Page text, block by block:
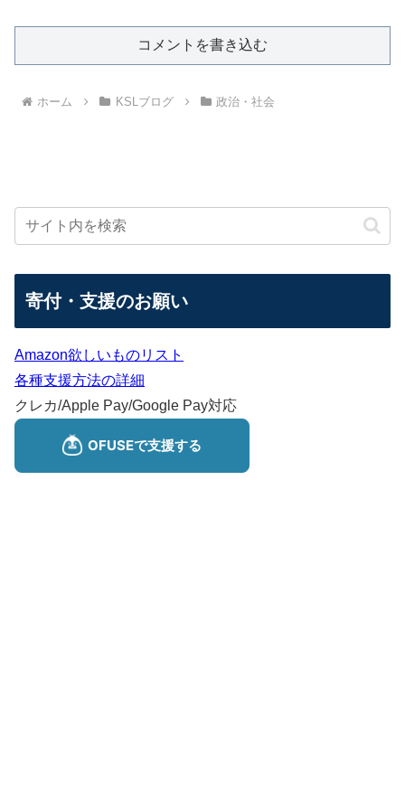
コメントを書き込む
ホーム KSLブログ 政治・社会
寄付・支援のお願い
Amazon欲しいものリスト
各種支援方法の詳細
クレカ/Apple Pay/Google Pay対応